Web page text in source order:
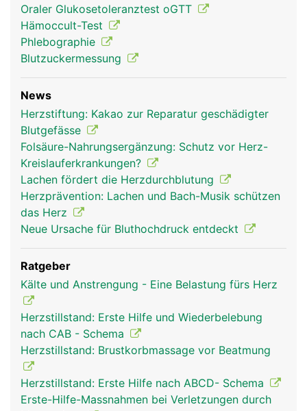
blutkreislauf frau
Oraler Glukosetoleranztest oGTT
Hämoccult-Test
Phlebographie
Blutzuckermessung
News
Herzstiftung: Kakao zur Reparatur geschädigter
Blutgefässe
Folsäure-Nahrungsergänzung: Schutz vor Herz-
Kreislauferkrankungen?
Lachen fördert die Herzdurchblutung
Herzprävention: Lachen und Bach-Musik schützen
das Herz
Neue Ursache für Bluthochdruck entdeckt
Ratgeber
Kälte und Anstrengung - Eine Belastung fürs Herz
Herzstillstand: Erste Hilfe und Wiederbelebung
nach CAB - Schema
Herzstillstand: Brustkorbmassage vor Beatmung
Herzstillstand: Erste Hilfe nach ABCD- Schema
Erste-Hilfe-Massnahmen bei Verletzungen durch